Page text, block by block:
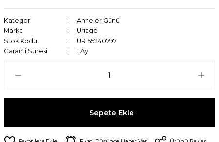
Kategori
Anneler Günü
Marka
Uriage
Stok Kodu
UR 65240797
Garanti Süresi
1 Ay
Sepete Ekle